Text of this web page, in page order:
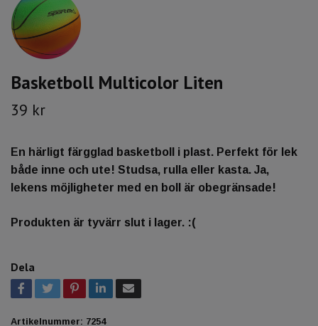
Basketboll Multicolor Liten
39 kr
En härligt färgglad basketboll i plast. Perfekt för lek
både inne och ute! Studsa, rulla eller kasta. Ja,
lekens möjligheter med en boll är obegränsade!
Produkten är tyvärr slut i lager. :(
Dela
Artikelnummer: 7254